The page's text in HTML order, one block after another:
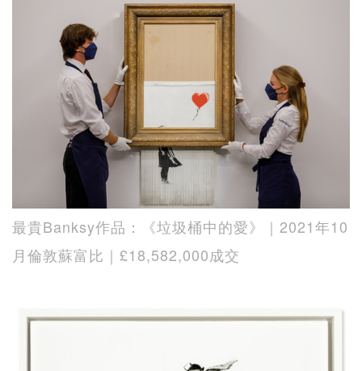
最貴Banksy作品：《垃圾桶中的愛》｜2021年10
月倫敦蘇富比｜£18,582,000成交